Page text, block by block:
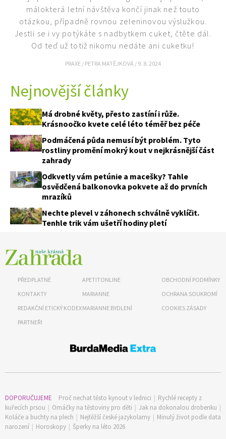
Objednat >
málokterá letní návštěva končí jinak než touto
otázkou, případně rovnou zeleninovou výslužkou.
Jestli se i vy potýkáte s nadbytkem cuket, čtěte dál.
Od teď už totiž nikomu nedáte ani cuketku!
PRAXE / PETRA MATĚJKOVÁ / 9. 8. 2024
Nejnovější články
Má drobné květy, přesto zastíní i růže.
Krásnoočko kvete celé léto téměř bez péče
Podmáčená půda nemusí být problém. Tyto
rostliny promění mokrý kout v nejkrásnější část
zahrady
Odkvetly vám petúnie a macešky? Tahle
osvědčená balkonovka pokvete až do prvních
mrazíků
Nechte plevel v záhonech schválně vyklíčit.
Tenhle trik vám ušetří hodiny pletí
PŘEDPLATNÉ
KONTAKTY
REDAKČNÍ ETICKÝ KODEX
PARTNEŘI
APETITONLINE
MARIANNE
MARIANNE BYDLENÍ
OBCHODNÍ PODMÍNKY
OCHRANA SOUKROMÍ
COOKIES ZÁSADY
DOPORUČUJEME Proč nechat těsto kynout v lednici | Rychlé recepty z
kuřecích prsou | Omáčky na těstoviny pro děti | Jak na dokonalou drobenku |
Koláče a buchty na plech | Nejtěžší české jazykolamy | Minulý život podle data
narození | Horoskopy | Šperky na léto 2026